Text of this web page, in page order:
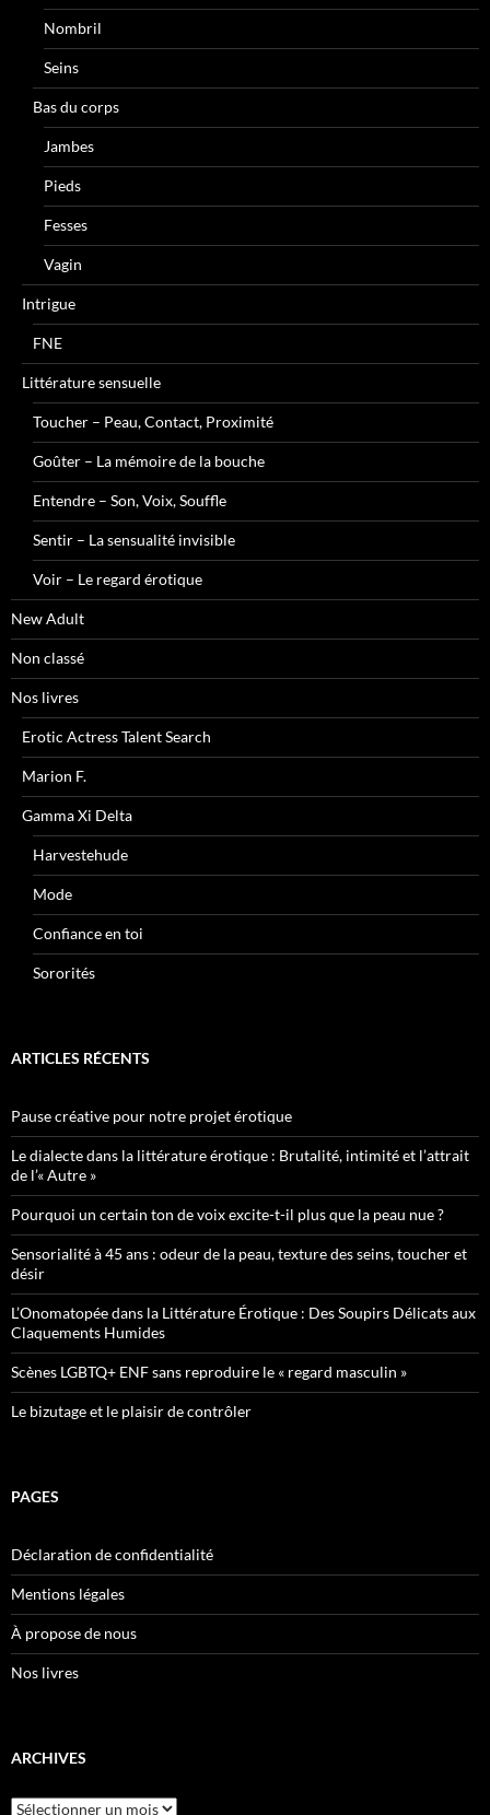
Nombril
Seins
Bas du corps
Jambes
Pieds
Fesses
Vagin
Intrigue
FNE
Littérature sensuelle
Toucher – Peau, Contact, Proximité
Goûter – La mémoire de la bouche
Entendre – Son, Voix, Souffle
Sentir – La sensualité invisible
Voir – Le regard érotique
New Adult
Non classé
Nos livres
Erotic Actress Talent Search
Marion F.
Gamma Xi Delta
Harvestehude
Mode
Confiance en toi
Sororités
ARTICLES RÉCENTS
Pause créative pour notre projet érotique
Le dialecte dans la littérature érotique : Brutalité, intimité et l’attrait
de l’« Autre »
Pourquoi un certain ton de voix excite-t-il plus que la peau nue ?
Sensorialité à 45 ans : odeur de la peau, texture des seins, toucher et
désir
L’Onomatopée dans la Littérature Érotique : Des Soupirs Délicats aux
Claquements Humides
Scènes LGBTQ+ ENF sans reproduire le « regard masculin »
Le bizutage et le plaisir de contrôler
PAGES
Déclaration de confidentialité
Mentions légales
À propose de nous
Nos livres
ARCHIVES
Archives